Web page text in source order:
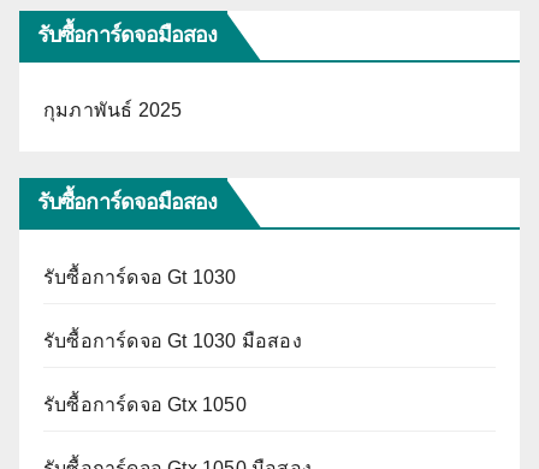
รับซื้อการ์ดจอมือสอง
กุมภาพันธ์ 2025
รับซื้อการ์ดจอมือสอง
รับซื้อการ์ดจอ Gt 1030
รับซื้อการ์ดจอ Gt 1030 มือสอง
รับซื้อการ์ดจอ Gtx 1050